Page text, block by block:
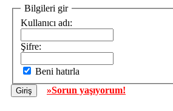
Bilgileri gir
Kullanıcı adı:
Şifre:
Beni hatırla
»Sorun yaşıyorum!